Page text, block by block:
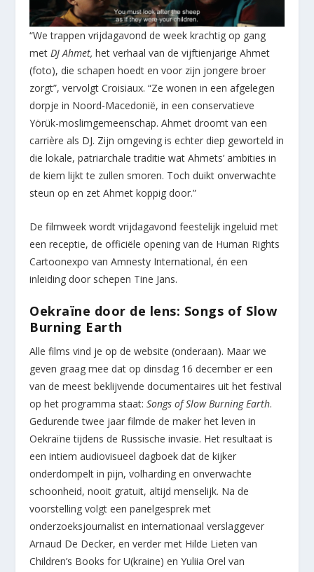
“We trappen vrijdagavond de week krachtig op gang
metDJ Ahmet,het verhaal van de vijftienjarige Ahmet
(foto), die schapen hoedt en voor zijn jongere broer
zorgt”, vervolgt Croisiaux. “Ze wonen in een afgelegen
dorpje in Noord-Macedonië, in een conservatieve
Yörük-moslimgemeenschap. Ahmet droomt van een
carrière als DJ. Zijn omgeving is echter diep geworteld in
die lokale, patriarchale traditie wat Ahmets’ ambities in
de kiem lijkt te zullen smoren. Toch duikt onverwachte
steun op en zet Ahmet koppig door.”
De filmweek wordt vrijdagavond feestelijk ingeluid met
een receptie, de officiële opening van de Human Rights
Cartoonexpo van Amnesty International, én een
inleiding door schepen Tine Jans.
Oekraïne door de lens: Songs of Slow
Burning Earth
Alle films vind je op de website (onderaan). Maar we
geven graag mee dat op dinsdag 16 december er een
van de meest beklijvende documentaires uit het festival
op het programma staat:Songs of Slow Burning Earth.
Gedurende twee jaar filmde de maker het leven in
Oekraïne tijdens de Russische invasie. Het resultaat is
een intiem audiovisueel dagboek dat de kijker
onderdompelt in pijn, volharding en onverwachte
schoonheid, nooit gratuit, altijd menselijk. Na de
voorstelling volgt een panelgesprek met
onderzoeksjournalist en internationaal verslaggever
Arnaud De Decker, en verder met Hilde Lieten van
Children’s Books for U(kraine) en Yuliia Orel van